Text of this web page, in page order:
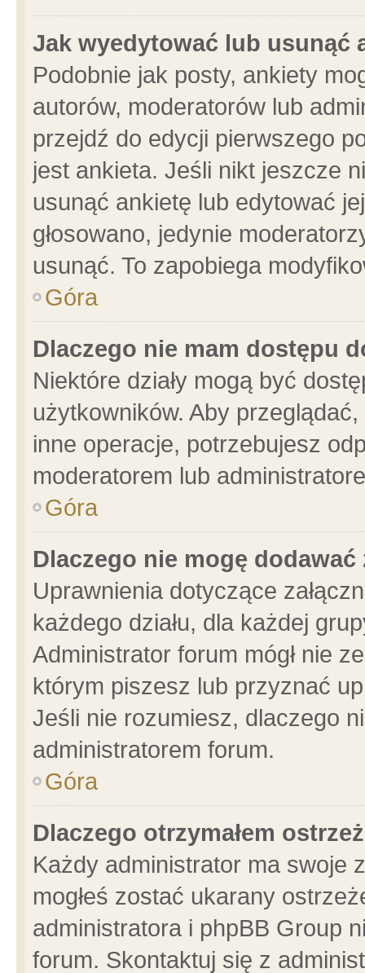
Jak wyedytować lub usunąć
Podobnie jak posty, ankiety
autorów, moderatorów lub
przejdź do edycji pierwszego
jest ankieta. Jeśli nikt jeszcze
usunąć ankietę lub edytować
głosowano, jedynie
usunąć. To zapobiega
Góra
Dlaczego nie mam dostępu
Niektóre działy mogą być
użytkowników. Aby
inne operacje, potrzebujesz
moderatorem lub
Góra
Dlaczego nie mogę dodawać
Uprawnienia dotyczące
każdego działu, dla każdej
Administrator forum mógł nie
którym piszesz lub przyznać
Jeśli nie rozumiesz, dlaczego
administratorem forum.
Góra
Dlaczego otrzymałem
Każdy administrator ma swoje
mogłeś zostać ukarany
administratora i phpBB Group
forum. Skontaktuj się z